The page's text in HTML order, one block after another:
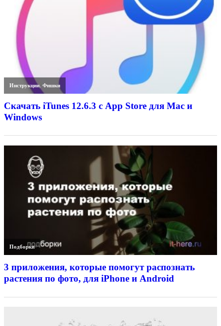
Инструкции,Фишки
Скачать iTunes 12.6.3 с App Store для Mac и
Windows
Подборки
3 приложения, которые помогут распознать
растения по фото, для iPhone и Android